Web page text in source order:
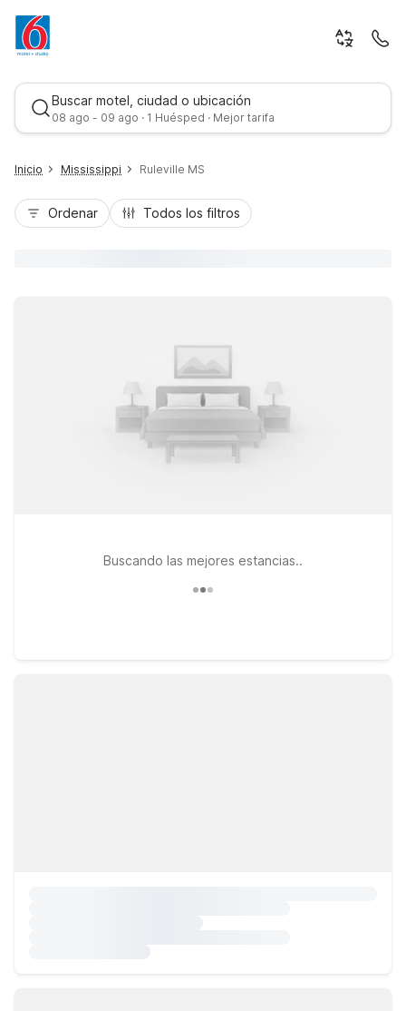
Buscar motel, ciudad o ubicación
08 ago - 09 ago · 1 Huésped · Mejor tarifa
Inicio Mississippi Ruleville MS
Ordenar Todos los filtros
Buscando las mejores estancias..